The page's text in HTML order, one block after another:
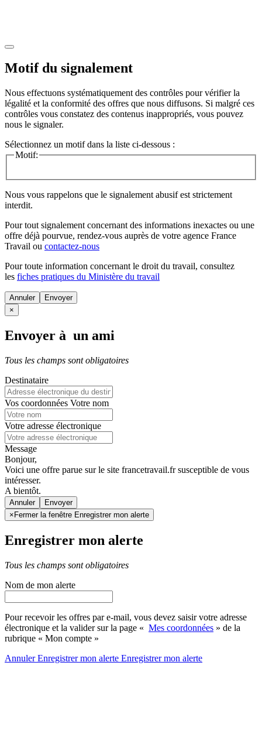
Motif du signalement
Nous effectuons systématiquement des contrôles pour vérifier la
légalité et la conformité des offres que nous diffusons. Si malgré ces
contrôles vous constatez des contenus inappropriés, vous pouvez
nous le signaler.
Sélectionnez un motif dans la liste ci-dessous :
Motif:
Nous vous rappelons que le signalement abusif est strictement
interdit.
Pour tout signalement concernant des informations inexactes ou une
offre déjà pourvue, rendez-vous auprès de votre agence France
Travail ou contactez-nous
Pour toute information concernant le droit du travail, consultez
les fiches pratiques du Ministère du travail
Annuler
×
Envoyer à un ami
Tous les champs sont obligatoires
Destinataire
Vos coordonnées Votre nom
Votre adresse électronique
Message
Bonjour,
Voici une offre parue sur le site francetravail.fr susceptible de vous
intéresser.
A bientôt.
Annuler
× Fermer la fenêtre Enregistrer mon alerte
Enregistrer mon alerte
Tous les champs sont obligatoires
Nom de mon alerte
Pour recevoir les offres par e-mail, vous devez saisir votre adresse
électronique et la valider sur la page « Mes coordonnées » de la
rubrique « Mon compte »
AnnulerEnregistrer mon alerte Enregistrermon alerte